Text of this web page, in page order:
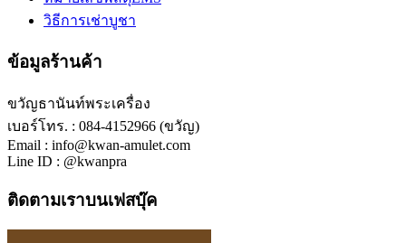
วิธีการเช่าบูชา
ข้อมูลร้านค้า
ขวัญธานันท์พระเครื่อง
เบอร์โทร. : 084-4152966 (ขวัญ)
Email : info@kwan-amulet.com
Line ID : @kwanpra
ติดตามเราบนเฟสบุ๊ค